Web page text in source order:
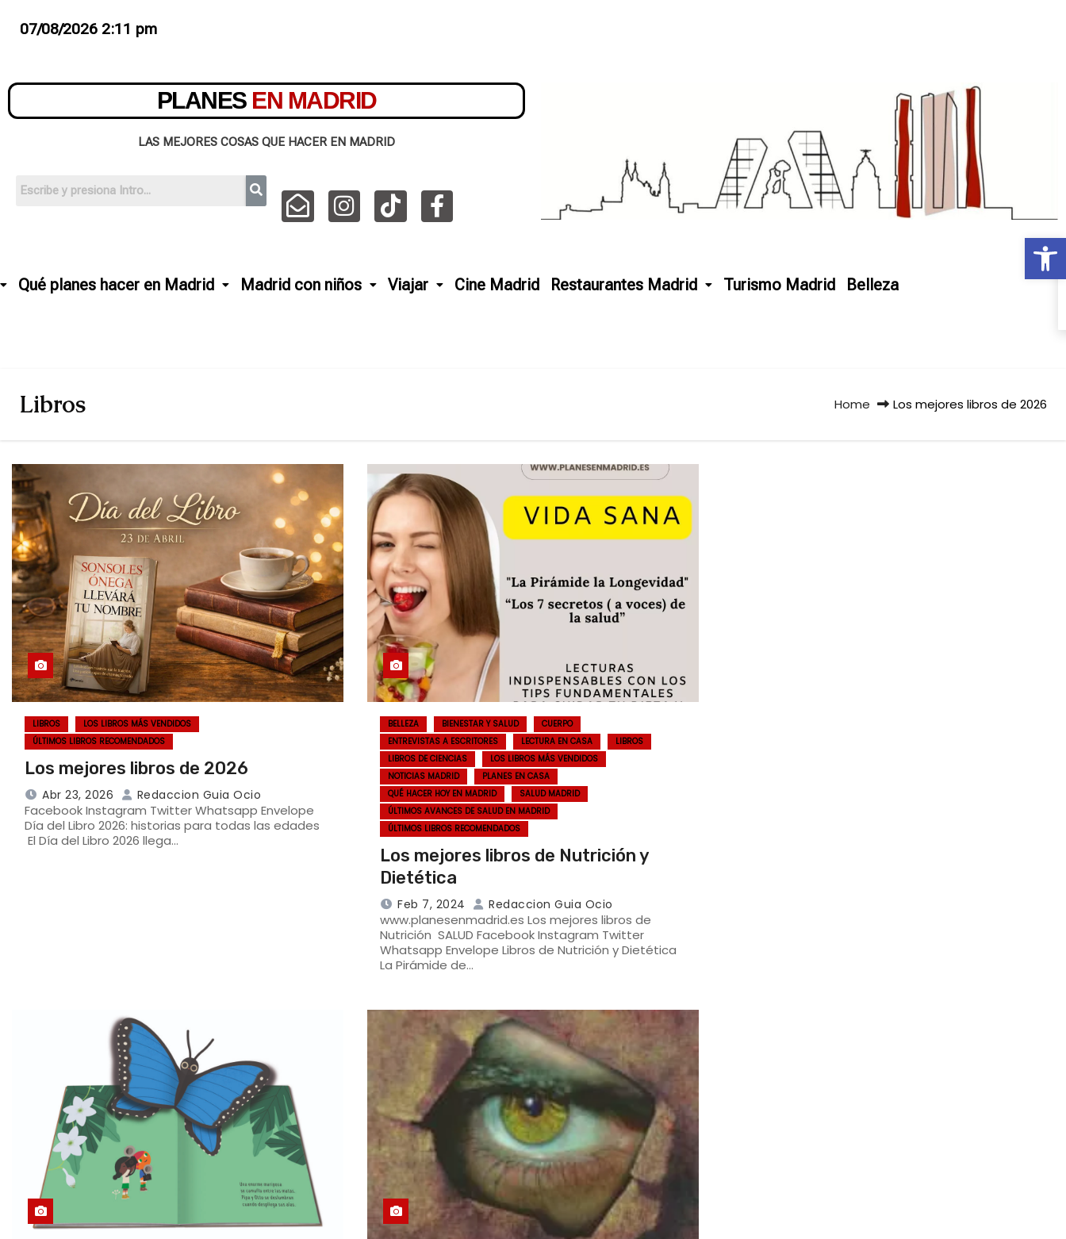
07/08/2026 2:11 pm
PLANES EN MADRID
LAS MEJORES COSAS QUE HACER EN MADRID
Qué planes hacer en Madrid Madrid con niños Viajar Cine Madrid Restaurantes Madrid Turismo Madrid Belleza
Libros Home Los mejores libros de 2026
LIBROS
LOS LIBROS MÁS VENDIDOS
ÚLTIMOS LIBROS RECOMENDADOS
Los mejores libros de 2026
Abr 23, 2026 Redaccion Guia Ocio
Facebook Instagram Twitter Whatsapp Envelope
Día del Libro 2026: historias para todas las edades
El Día del Libro 2026 llega…
BELLEZA BIENESTAR Y SALUD
CUERPO
ENTREVISTAS A ESCRITORES
LECTURA EN CASA
LIBROS
LIBROS DE CIENCIAS
LOS LIBROS MÁS VENDIDOS
NOTICIAS MADRID
PLANES EN CASA
QUÉ HACER HOY EN MADRID
SALUD MADRID
ÚLTIMOS AVANCES DE SALUD EN MADRID
ÚLTIMOS LIBROS RECOMENDADOS
Los mejores libros de Nutrición y
Dietética
Feb 7, 2024 Redaccion Guia Ocio
www.planesenmadrid.es Los mejores libros de
Nutrición SALUD Facebook Instagram Twitter
Whatsapp Envelope Libros de Nutrición y Dietética
La Pirámide de…